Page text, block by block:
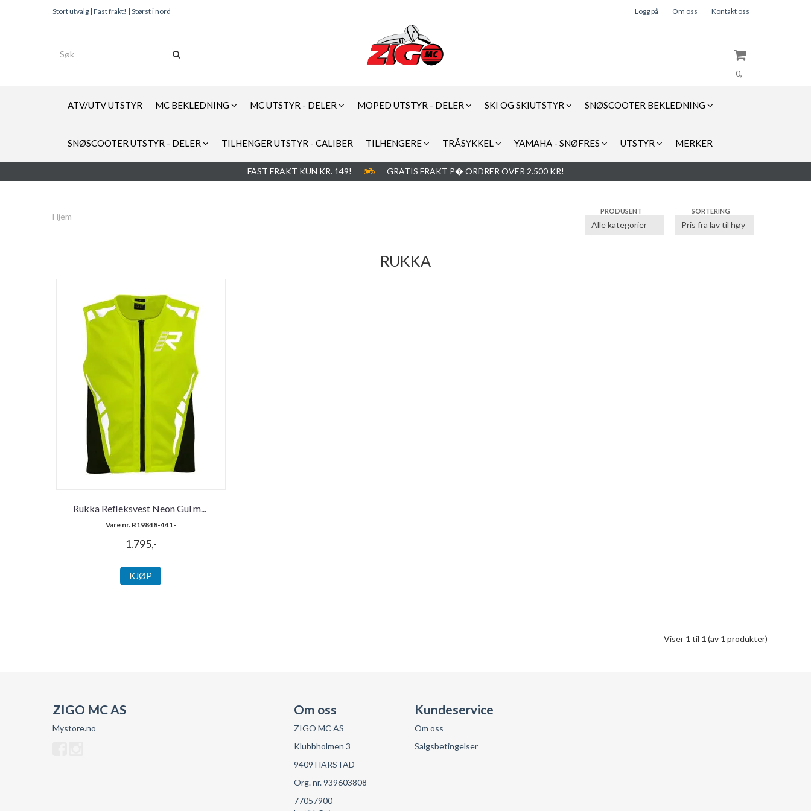
Stort utvalg | Fast frakt! | Størst i nord Logg på Om oss Kontakt oss
0,-
ATV/UTV UTSTYR MC BEKLEDNING MC UTSTYR - DELER MOPED UTSTYR - DELER SKI OG SKIUTSTYR SNØSCOOTER BEKLEDNING
SNØSCOOTER UTSTYR - DELER TILHENGER UTSTYR - CALIBER TILHENGERE TRÅSYKKEL YAMAHA - SNØFRES UTSTYR MERKER
FAST FRAKT KUN KR. 149! GRATIS FRAKT P� ORDRER OVER 2.500 KR!
Hjem
PRODUSENT SORTERING
RUKKA
Rukka Refleksvest Neon Gul m...
Vare nr. R19848-441-
1.795,-
KJØP
Viser 1til 1(av 1produkter)
ZIGO MC AS
Mystore.no
Om oss
ZIGO MC AS
Klubbholmen 3
9409 HARSTAD
Org. nr. 939603808
77057900
Kundeservice
Om oss
Salgsbetingelser